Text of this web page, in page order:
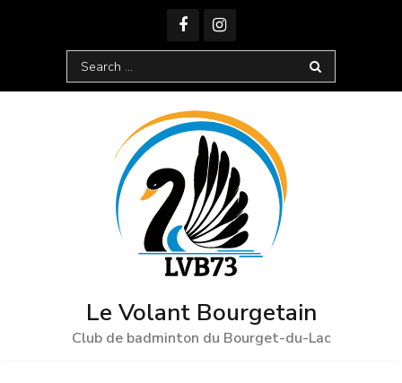
Search
for:
Le Volant Bourgetain
Club de badminton du Bourget-du-Lac